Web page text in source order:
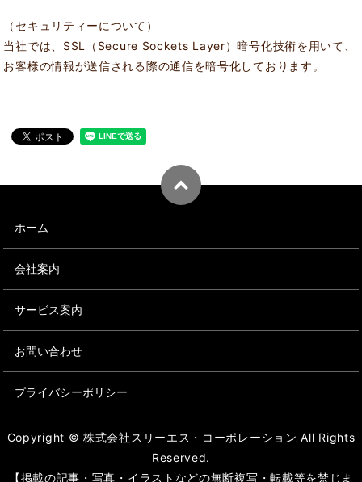
（セキュリティーについて）
当社では、SSL（Secure Sockets Layer）暗号化技術を用いて、
お客様の情報が送信される際の通信を暗号化しております。
ホーム
会社案内
サービス案内
お問い合わせ
プライバシーポリシー
Copyright © 株式会社スリーエス・コーポレーション All Rights
Reserved.
【掲載の記事・写真・イラストなどの無断複写・転載等を禁じま